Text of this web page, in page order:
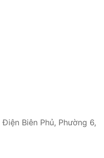
Điện Biên Phủ, Phường 6,